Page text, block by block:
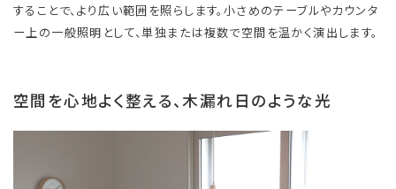
することで、より広い範囲を照らします。小さめのテーブルやカウンタ
ー上の一般照明として、単独または複数で空間を温かく演出します。
空間を心地よく整える、木漏れ日のような光